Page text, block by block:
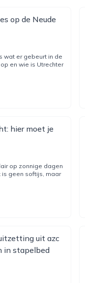
op de Neude
wat er gebeurt in de
en wie is Utrechter
hier moet je
op zonnige dagen
is geen softijs, maar
uit azc
in stapelbed